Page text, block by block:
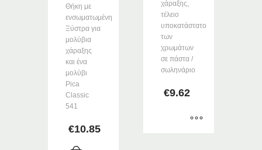
Θήκη με
ενσωματωμένη
Ξύστρα για
μολύβια
χάραξης
και ένα
μολύβι
Pica
Classic
541
€10.85
χάραξης,
τέλειο
υποκατάστατο
των
χρωμάτων
σε πάστα /
σωληνάριο
€9.62